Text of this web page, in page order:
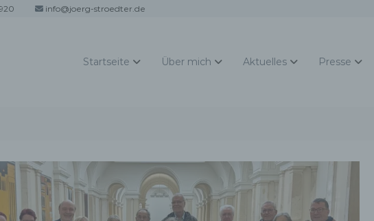
info@joerg-stroedter.de
Startseite
Über mich Aktuelles Presse